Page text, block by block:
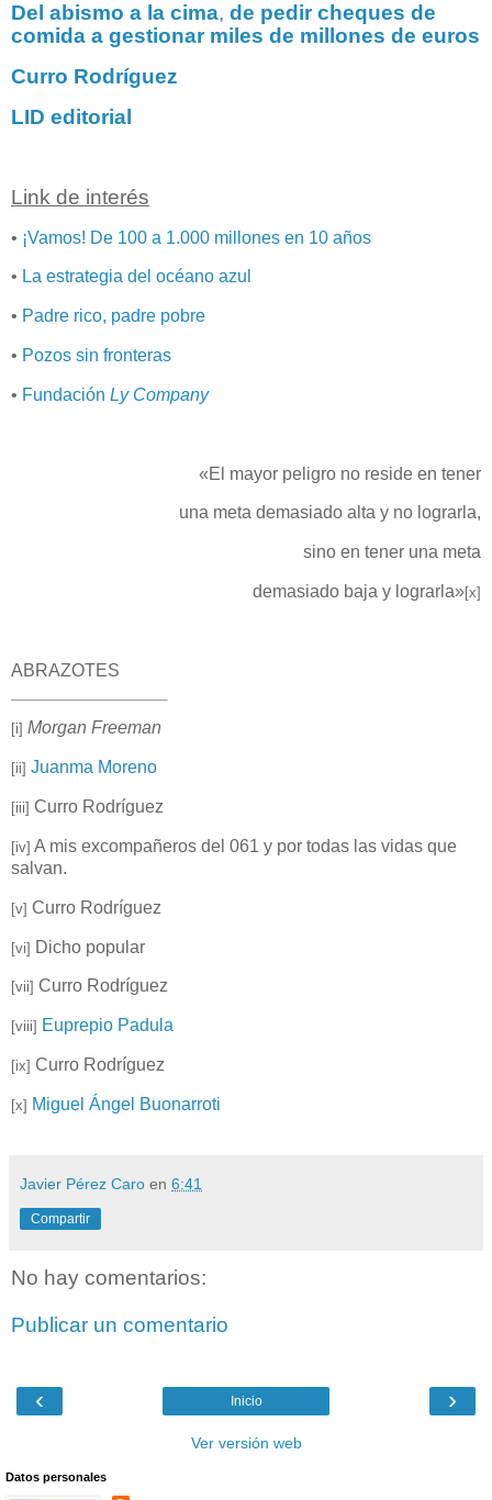
Del abismo a la cima, de pedir cheques de
comida a gestionar miles de millones de euros
Curro Rodríguez
LID editorial
Link de interés
• ¡Vamos! De 100 a 1.000 millones en 10 años
• La estrategia del océano azul
• Padre rico, padre pobre
• Pozos sin fronteras
• Fundación Ly Company
«El mayor peligro no reside en tener
una meta demasiado alta y no lograrla,
sino en tener una meta
demasiado baja y lograrla»[x]
ABRAZOTES
[i] Morgan Freeman
[ii] Juanma Moreno
[iii] Curro Rodríguez
[iv] A mis excompañeros del 061 y por todas las vidas que
salvan.
[v] Curro Rodríguez
[vi] Dicho popular
[vii] Curro Rodríguez
[viii] Euprepio Padula
[ix] Curro Rodríguez
[x] Miguel Ángel Buonarroti
Javier Pérez Caro en 6:41
Compartir
No hay comentarios:
Publicar un comentario
‹ ›
Inicio
Ver versión web
Datos personales